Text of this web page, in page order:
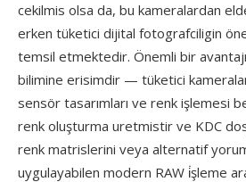
cekilmis olsa da, bu kameralardan
erken tüketici dijital fotografciligin
temsil etmektedir. Önemli bir
bilimine erisimdir — tüketici
sensör tasarımları ve renk işlemesi
renk oluşturma uretmistir ve KDC
renk matrislerini veya alternatif
uygulayabilen modern RAW i̇şleme